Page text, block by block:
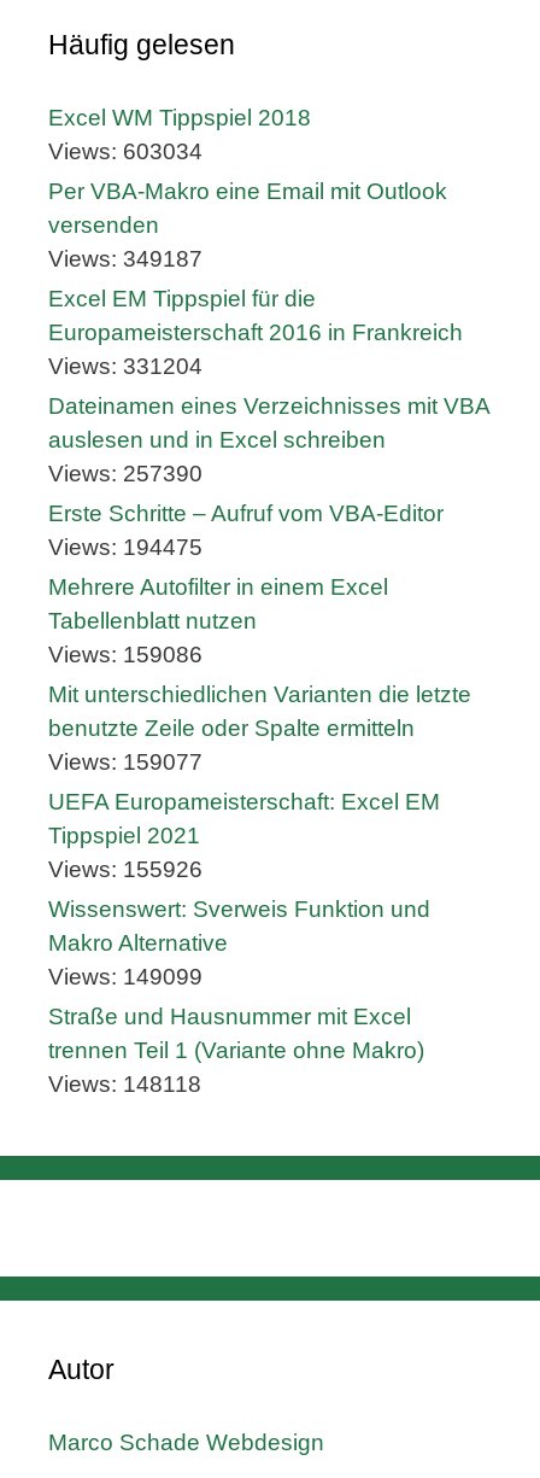
Häufig gelesen
Excel WM Tippspiel 2018
Views: 603034
Per VBA-Makro eine Email mit Outlook
versenden
Views: 349187
Excel EM Tippspiel für die
Europameisterschaft 2016 in Frankreich
Views: 331204
Dateinamen eines Verzeichnisses mit VBA
auslesen und in Excel schreiben
Views: 257390
Erste Schritte – Aufruf vom VBA-Editor
Views: 194475
Mehrere Autofilter in einem Excel
Tabellenblatt nutzen
Views: 159086
Mit unterschiedlichen Varianten die letzte
benutzte Zeile oder Spalte ermitteln
Views: 159077
UEFA Europameisterschaft: Excel EM
Tippspiel 2021
Views: 155926
Wissenswert: Sverweis Funktion und
Makro Alternative
Views: 149099
Straße und Hausnummer mit Excel
trennen Teil 1 (Variante ohne Makro)
Views: 148118
Autor
Marco Schade Webdesign